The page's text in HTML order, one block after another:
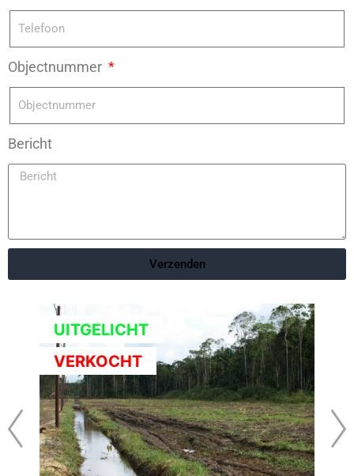
Objectnummer
Bericht
Verzenden
UITGELICHT
VERKOCHT